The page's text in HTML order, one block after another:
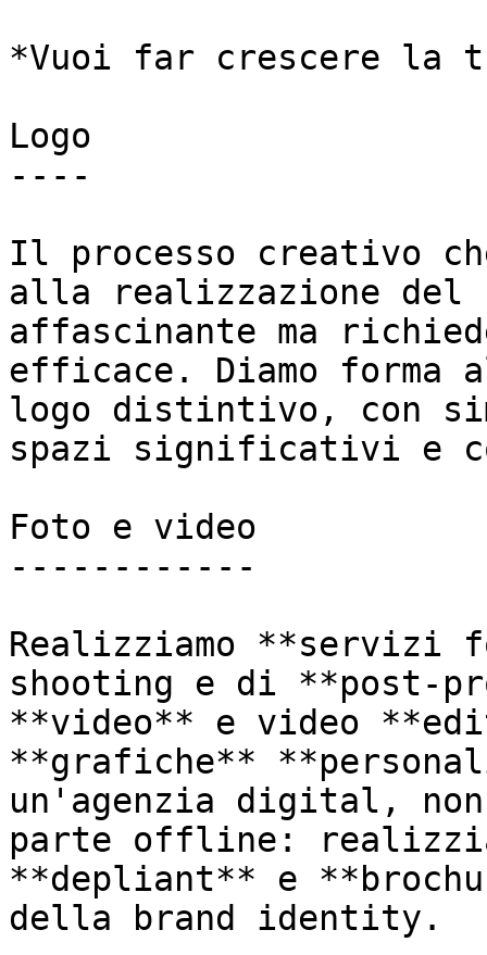
*Vuoi far crescere la
Logo
----
Il processo creativo
alla realizzazione del
affascinante ma
efficace. Diamo forma
logo distintivo, con
spazi significativi e
Foto e video
------------
Realizziamo **servizi
shooting e di **post-
**video** e video
**grafiche**
un'agenzia digital,
parte offline:
**depliant** e
della brand identity.